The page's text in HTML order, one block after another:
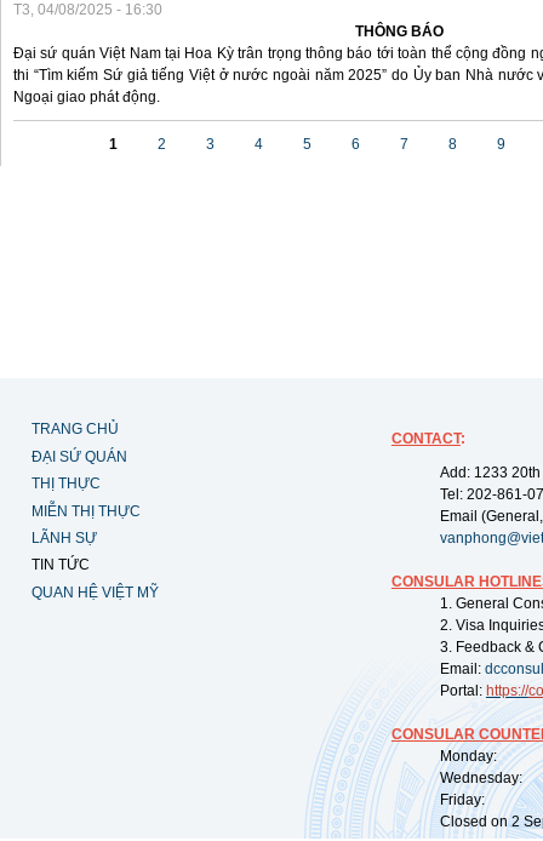
T3, 04/08/2025 - 16:30
THÔNG BÁO
Đại sứ quán Việt Nam tại Hoa Kỳ trân trọng thông báo tới toàn thể cộng đồng
thi “Tìm kiếm Sứ giả tiếng Việt ở nước ngoài năm 2025” do Ủy ban Nhà
Ngoại giao phát động.
1 2 3 4 5 6 7 8 9
TRANG CHỦ
ĐẠI SỨ QUÁN
THỊ THỰC
MIỄN THỊ THỰC
LÃNH SỰ
TIN TỨC
QUAN HỆ VIỆT MỸ
CONTACT:
Add: 1233
Tel: 202-861-
Email
CONSULAR
1. General
2. Visa
3. Feedback &
Email:
Portal: https://
CONSULAR
Monday:
Wednesday:
Friday:
Closed on 2